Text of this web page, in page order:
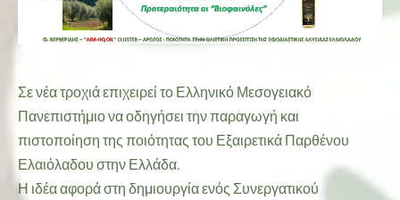
Σε νέα τροχιά επιχειρεί το Ελληνικό Μεσογειακό
Πανεπιστήμιο να οδηγήσει την παραγωγή και
πιστοποίηση της ποιότητας του Εξαιρετικά Παρθένου
Ελαιόλαδου στην Ελλάδα.
Η ιδέα αφορά στη δημιουργία ενός Συνεργατικού